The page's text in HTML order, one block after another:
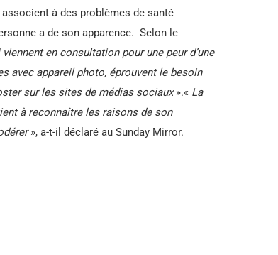
à des problèmes de santé
a de son apparence. Selon le
en consultation pour une peur d’une
avec appareil photo, éprouvent le besoin
sur les sites de médias sociaux».« La
à reconnaître les raisons de son
», a-t-il déclaré au Sunday Mirror.